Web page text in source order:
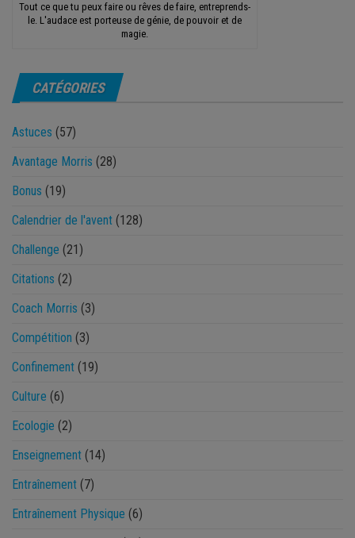
Tout ce que tu peux faire ou rêves de faire, entreprends-
le. L'audace est porteuse de génie, de pouvoir et de
magie.
CATÉGORIES
Astuces (57)
Avantage Morris (28)
Bonus (19)
Calendrier de l'avent (128)
Challenge (21)
Citations (2)
Coach Morris (3)
Compétition (3)
Confinement (19)
Culture (6)
Ecologie (2)
Enseignement (14)
Entraînement (7)
Entraînement Physique (6)